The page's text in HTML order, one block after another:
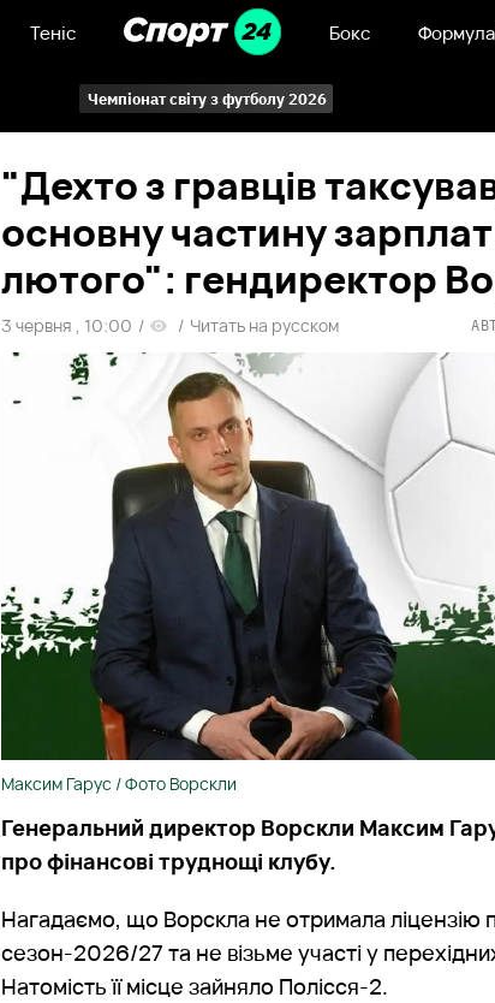
Теніс Бокс Формула
Чемпіонат світу з футболу 2026
"Дехто з гравців
основну частину
лютого": гендиректор
3 червня , 10:00 / / Читать на русском
Максим Гарус / Фото Ворскли
Генеральний директор Ворскли Максим
про фінансові труднощі клубу.
Нагадаємо, що Ворскла не отримала ліцензію
сезон-2026/27 та не візьме участі у
Натомість її місце зайняло Полісся-2.